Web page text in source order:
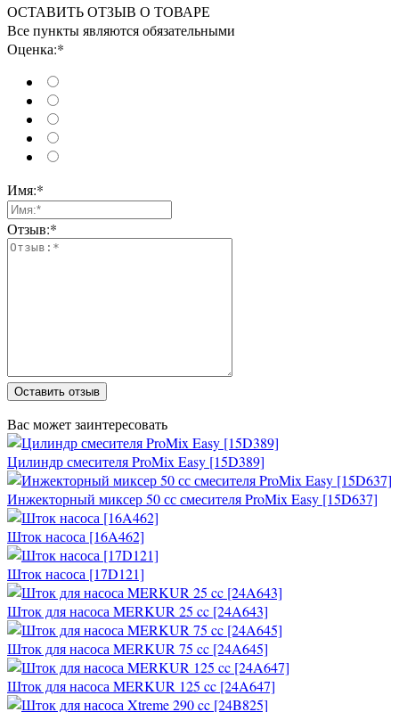
ОСТАВИТЬ ОТЗЫВ О ТОВАРЕ
Все пункты являются обязательными
Оценка:*
Имя:*
Отзыв:*
Оставить отзыв
Вас может заинтересовать
Цилиндр смесителя ProMix Easy [15D389]
Инжекторный миксер 50 сс смесителя ProMix Easy [15D637]
Шток насоса [16A462]
Шток насоса [17D121]
Шток для насоса MERKUR 25 cc [24A643]
Шток для насоса MERKUR 75 cc [24A645]
Шток для насоса MERKUR 125 cc [24A647]